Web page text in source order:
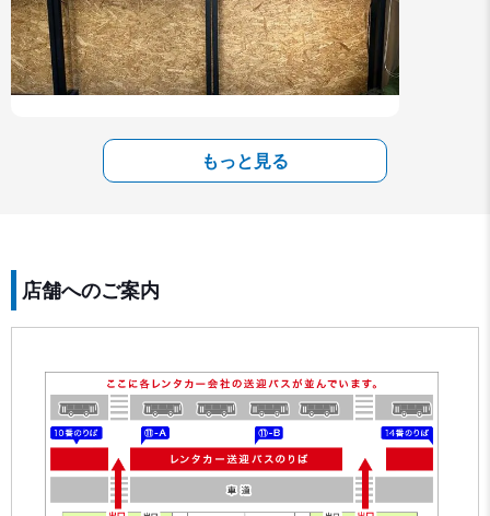
もっと見る
店舗へのご案内